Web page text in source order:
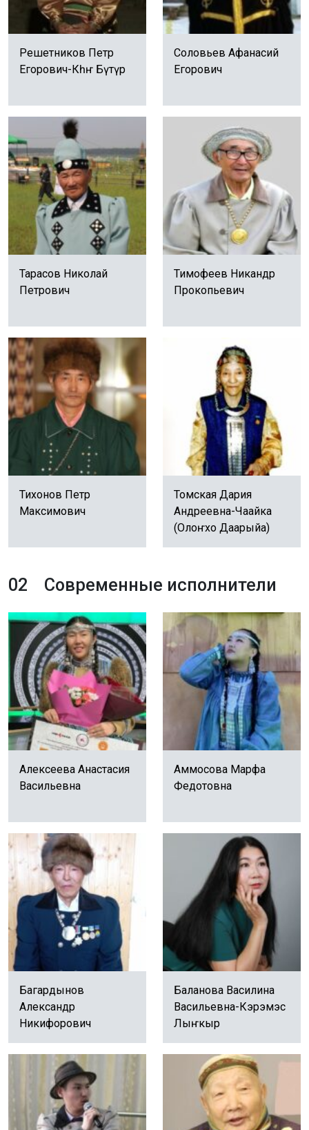
Решетников Петр
Егорович-Көһөҥө Бүөтүр
Соловьев Афанасий
Егорович
Тарасов Николай
Петрович
Тимофеев Никандр
Прокопьевич
Тихонов Петр
Максимович
Томская Дария
Андреевна-Чаайка
(Олоҥхо Даарыйа)
02 Современные исполнители
Алексеева Анастасия
Васильевна
Аммосова Марфа
Федотовна
Багардынов
Александр
Никифорович
Баланова Василина
Васильевна-Кэрэмэс
Лыҥкыр